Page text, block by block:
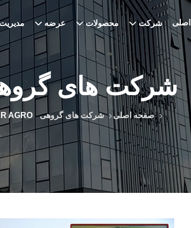
شرکت محصولات عرضه
شرکت های
صفحه اصلی شرکت های گروهی AGRO